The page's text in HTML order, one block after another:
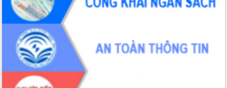
phá cơ chế - Hợp tác công tư
Đề án 06 tạo bước ngoặt đột phá trong
cải cách hành chính tỉnh Đắk Lắk
Kết nối tour, đẩy mạnh chuyển đổi số
để phát triển du lịch Đắk Lắk
Khởi động Dự án Đầu tư xây dựng hạ
tầng kỹ thuật Cụm công nghiệp Tân
Tiến